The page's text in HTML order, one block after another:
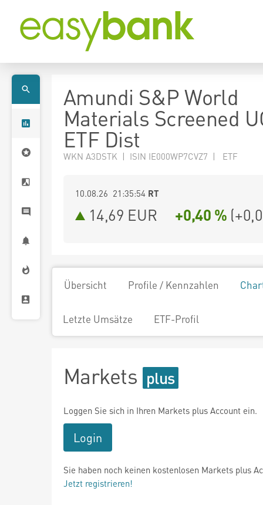
Amundi S&P World
Materials Screened
ETF Dist
WKN A3DSTK | ISIN IE000WP7CVZ7 | ETF
10.08.26 21:35:54 RT
14,69 EUR +0,40 % (
Übersicht Profile / Kennzahlen
Letzte Umsätze ETF-Profil
Markets
Loggen Sie sich in Ihren Markets plus Account ein.
Login
Sie haben noch keinen kostenlosen Markets plus
Jetzt registrieren!